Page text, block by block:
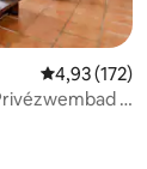
recensies
Gemiddelde
4,93 (172)
|